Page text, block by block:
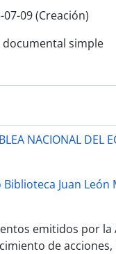
07-09 (Creación)
documental simple
NACIONAL DEL
Juan León
emitidos por la
de